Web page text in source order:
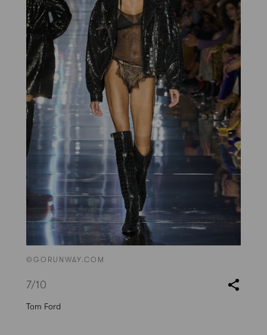
©GORUNWAY.COM
7/10
Tom Ford